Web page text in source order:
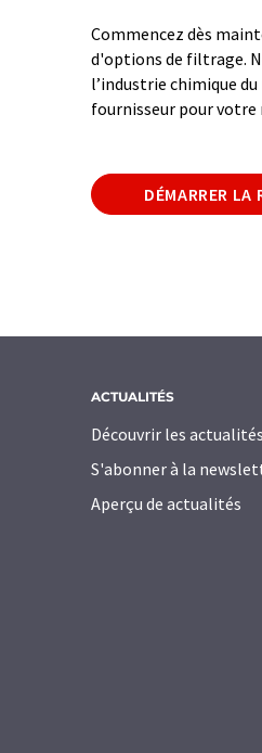
Commencez dès
d'options de filtrage.
l’industrie chimique
fournisseur pour votre
DÉMARRER LA
ACTUALITÉS
Découvrir les actualités
S'abonner à la
Aperçu de actualités